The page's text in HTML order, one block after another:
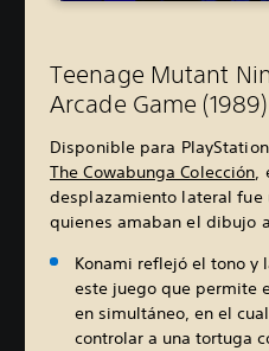
Teenage Mutant
Arcade Game (1989)
Disponible para
The Cowabunga Colección,
desplazamiento lateral fue
quienes amaban el dibujo
Konami reflejó el tono y
este juego que permite
en simultáneo, en el
controlar a una tortuga